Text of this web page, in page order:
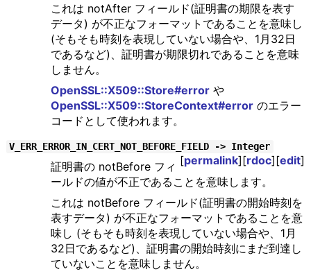
これは notAfter フィールド(証明書の期限を表す
データ) が不正なフォーマットであることを意味し
(そもそも時刻を表現していない場合や、1月32日
であるなど)、証明書が期限切れであることを意味
しません。
OpenSSL::X509::Store#errorや
OpenSSL::X509::StoreContext#errorのエラー
コードとして使われます。
V_ERR_ERROR_IN_CERT_NOT_BEFORE_FIELD -> Integer
[permalink][rdoc][edit]
証明書の notBefore フィ
ールドの値が不正であることを意味します。
これは notBefore フィールド(証明書の開始時刻を
表すデータ) が不正なフォーマットであることを意
味し (そもそも時刻を表現していない場合や、1月
32日であるなど)、証明書の開始時刻にまだ到達し
ていないことを意味しません。